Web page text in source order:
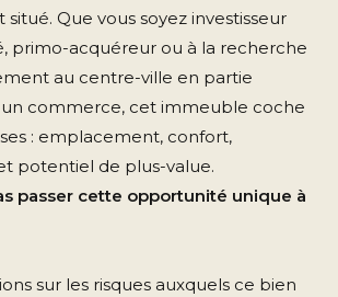
Que vous soyez investisseur
primo-acquéreur ou à la recherche
au centre-ville en partie
commerce, cet immeuble coche
: emplacement, confort,
potentiel de plus-value.
passer cette opportunité unique à
sur les risques auxquels ce bien